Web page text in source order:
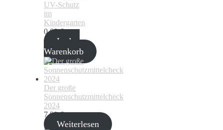
UV-Schutz
im
Kindergarten
0,00€
In den
Warenkorb
Der große
Sonnenschutzmittelcheck
2024
7,99€
Weiterlesen